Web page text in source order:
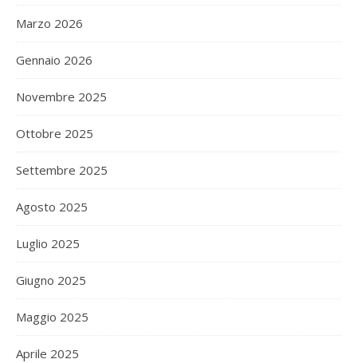
Marzo 2026
Gennaio 2026
Novembre 2025
Ottobre 2025
Settembre 2025
Agosto 2025
Luglio 2025
Giugno 2025
Maggio 2025
Aprile 2025